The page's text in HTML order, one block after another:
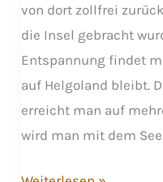
von dort zollfrei
die Insel gebracht
Entspannung findet
auf Helgoland bleibt.
erreicht man auf
wird man mit dem